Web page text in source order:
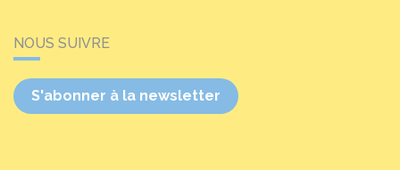
NOUS SUIVRE
S'abonner à la newsletter